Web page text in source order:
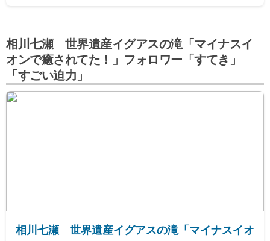
相川七瀬 世界遺産イグアスの滝「マイナスイ
オンで癒されてた！」フォロワー「すてき」
「すごい迫力」
相川七瀬 世界遺産イグアスの滝「マイナスイオ